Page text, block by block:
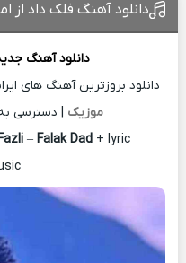
دانلود آهنگ فلک داد از
دانلود آهنگ
دانلود بروزترین آهنگ های
موزیک | دسترسی
– Falak Dad+ lyric